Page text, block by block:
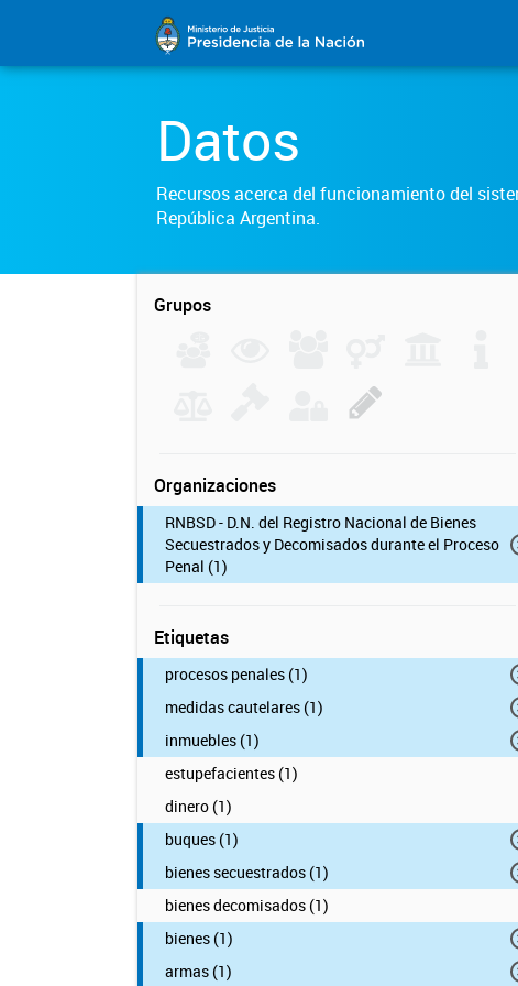
Datos
Recursos acerca del funcionamiento del
República Argentina.
Grupos
Organizaciones
RNBSD - D.N. del Registro Nacional de Bienes
Secuestrados y Decomisados durante el Proceso
Penal (1)
Etiquetas
procesos penales (1)
medidas cautelares (1)
inmuebles (1)
estupefacientes (1)
dinero (1)
buques (1)
bienes secuestrados (1)
bienes decomisados (1)
bienes (1)
armas (1)